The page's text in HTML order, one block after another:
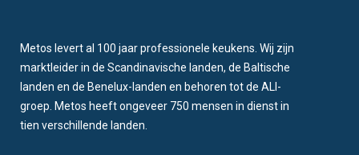
Metos levert al 100 jaar professionele keukens. Wij zijn
marktleider in de Scandinavische landen, de Baltische
landen en de Benelux-landen en behoren tot de ALI-
groep. Metos heeft ongeveer 750 mensen in dienst in
tien verschillende landen.